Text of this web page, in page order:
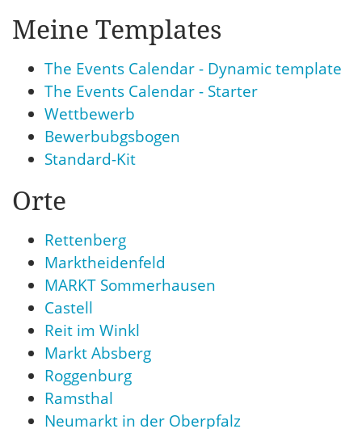
Meine Templates
The Events Calendar - Dynamic template
The Events Calendar - Starter
Wettbewerb
Bewerbubgsbogen
Standard-Kit
Orte
Rettenberg
Marktheidenfeld
MARKT Sommerhausen
Castell
Reit im Winkl
Markt Absberg
Roggenburg
Ramsthal
Neumarkt in der Oberpfalz